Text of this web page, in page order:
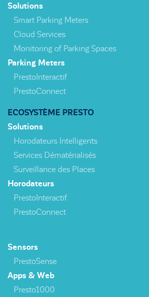
Solutions
Smart Parking Meters
Cloud Services
Monitoring of Parking Spaces
Parking Meters
PrestoInteractif
PrestoConnect
ECOSYSTÈME PRESTO
Solutions
Horodateurs Intelligents
Services Dématérialisés
Surveillance des Places
Horodateurs
PrestoInteractif
PrestoConnect
Sensors
PrestoSense
Apps & Web
Presto1000